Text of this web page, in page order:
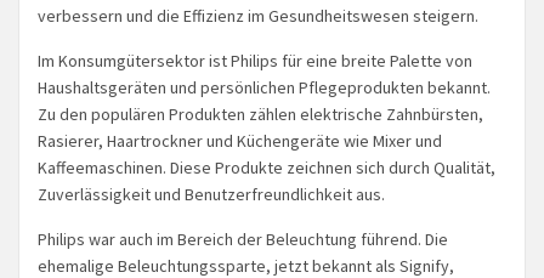
verbessern und die Effizienz im Gesundheitswesen steigern.
Im Konsumgütersektor ist Philips für eine breite Palette von
Haushaltsgeräten und persönlichen Pflegeprodukten bekannt.
Zu den populären Produkten zählen elektrische Zahnbürsten,
Rasierer, Haartrockner und Küchengeräte wie Mixer und
Kaffeemaschinen. Diese Produkte zeichnen sich durch Qualität,
Zuverlässigkeit und Benutzerfreundlichkeit aus.
Philips war auch im Bereich der Beleuchtung führend. Die
ehemalige Beleuchtungssparte, jetzt bekannt als Signify,